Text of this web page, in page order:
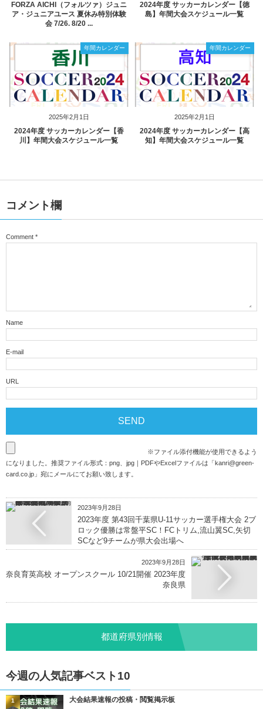
FORZA AICHI（フォルツァ）ジュニ
ア・ジュニアユース 夏休み特別体験
会 7/26. 8/20 ...
2024年度 サッカーカレンダー【徳
島】年間大会スケジュール一覧
2025年2月1日
年間カレンダー
2024年度 サッカーカレンダー【香
川】年間大会スケジュール一覧
2025年2月1日
年間カレンダー
2024年度 サッカーカレンダー【高
知】年間大会スケジュール一覧
コメント欄
Comment *
Name
E-mail
URL
※ファイル添付機能が使用できるよう
になりました。推奨ファイル形式：png、jpg｜PDFやExcelファイルは「 kanri@green-
card.co.jp 」宛にメールにてお願い致します。
2023年9月28日
2023年度 第43回千葉県U-11サッカー選手権大会 2ブ
ロック優勝は常盤平SC！FCトリム,流山翼SC,矢切
SCなど9チームが県大会出場へ
2023年9月28日
奈良育英高校 オープンスクール 10/21開催 2023年度
奈良県
都道府県別情報
今週の人気記事ベスト10
大会結果速報の投稿・閲覧掲示板
1